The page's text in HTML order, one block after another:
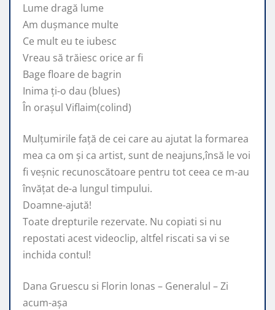
Lume dragă lume
Am dușmance multe
Ce mult eu te iubesc
Vreau să trăiesc orice ar fi
Bage floare de bagrin
Inima ți-o dau (blues)
În orașul Viflaim(colind)
Mulțumirile față de cei care au ajutat la formarea
mea ca om și ca artist, sunt de neajuns,însă le voi
fi veșnic recunoscătoare pentru tot ceea ce m-au
învățat de-a lungul timpului.
Doamne-ajută!
Toate drepturile rezervate. Nu copiati si nu
repostati acest videoclip, altfel riscati sa vi se
inchida contul!
Dana Gruescu si Florin Ionas – Generalul – Zi
acum-așa